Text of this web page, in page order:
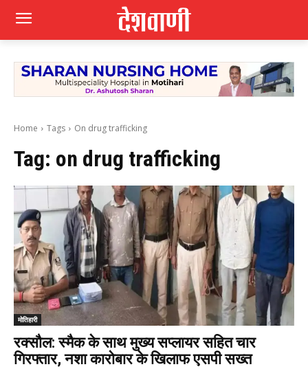
Home Tags On drug trafficking
Tag: on drug trafficking
मोतिहारी
रक्सौल: स्मैक के साथ मुख्य सप्लायर सहित चार
गिरफ्तार, नशा कारोबार के खिलाफ एसपी सख्त